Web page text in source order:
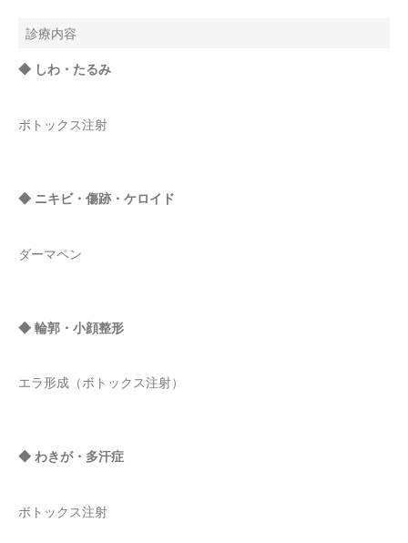
診療内容
◆ しわ・たるみ
ボトックス注射
◆ ニキビ・傷跡・ケロイド
ダーマペン
◆ 輪郭・小顔整形
エラ形成（ボトックス注射）
◆ わきが・多汗症
ボトックス注射